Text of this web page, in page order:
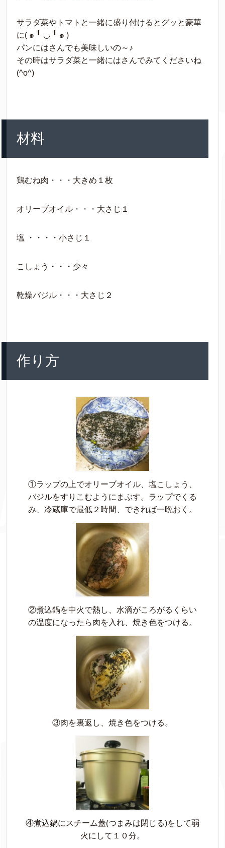
サラダ菜やトマトと一緒に盛り付けるとグッと豪華
に( ๑ ╹ ◡ ╹ ๑ )
パンにはさんでも美味しいの～♪
その時はサラダ菜と一緒にはさんでみてくださいね
(^o^)
材料
鶏むね肉・・・大きめ１枚
オリーブオイル・・・大さじ１
塩 ・・・・小さじ１
こしょう・・・少々
乾燥バジル・・・大さじ２
作り方
①ラップの上でオリーブオイル、塩こしょう、
バジルをすりこむようにまぶす。ラップでくる
み、冷蔵庫で最低２時間、できれば一晩おく。
②煮込鍋を中火で熱し、水滴がころがるくらい
の温度になったら肉を入れ、焼き色をつける。
③肉を裏返し、焼き色をつける。
④煮込鍋にスチーム蓋(つまみは閉じる)をして弱
火にして１０分。